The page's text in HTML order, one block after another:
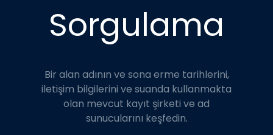
Sorgulama
Bir alan adının ve sona erme tarihlerini,
iletişim bilgilerini ve suanda kullanmakta
olan mevcut kayıt şirketi ve ad
sunucularını keşfedin.